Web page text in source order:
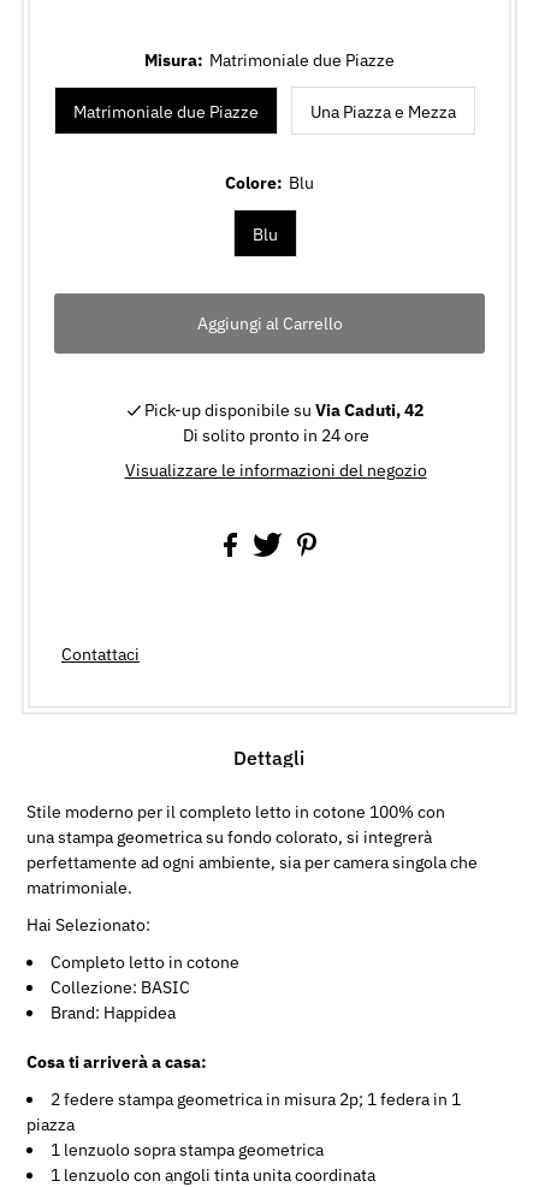
Misura: Matrimoniale due Piazze
Matrimoniale due Piazze Una Piazza e Mezza
Colore: Blu
Blu
Pick-up disponibile suVia Caduti, 42
Di solito pronto in 24 ore
Visualizzare le informazioni del negozio
Contattaci
Dettagli
Stile moderno per il completo letto in cotone 100% con
una stampa geometrica su fondo colorato, si integrerà
perfettamente ad ogni ambiente, sia per camera singola che
matrimoniale.
Hai Selezionato:
Completo letto in cotone
Collezione: BASIC
Brand: Happidea
Cosa ti arriverà a casa:
2 federe stampa geometrica in misura 2p; 1 federa in 1
piazza
1 lenzuolo sopra stampa geometrica
1 lenzuolo con angoli tinta unita coordinata